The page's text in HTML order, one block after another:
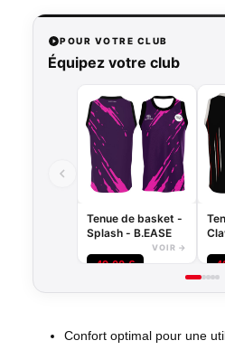
POUR VOTRE CLUB
Équipez votre club
Tenue de basket -
Splash - B.EASE
49,00€
VOIR →
Confort optimal pour une